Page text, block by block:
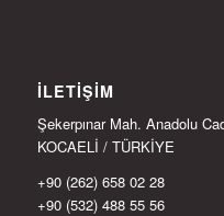
İLETIŞIM
Şekerpınar Mah. Anadolu
KOCAELİ / TÜRKİYE
+90 (262) 658 02 28
+90 (532) 488 55 56